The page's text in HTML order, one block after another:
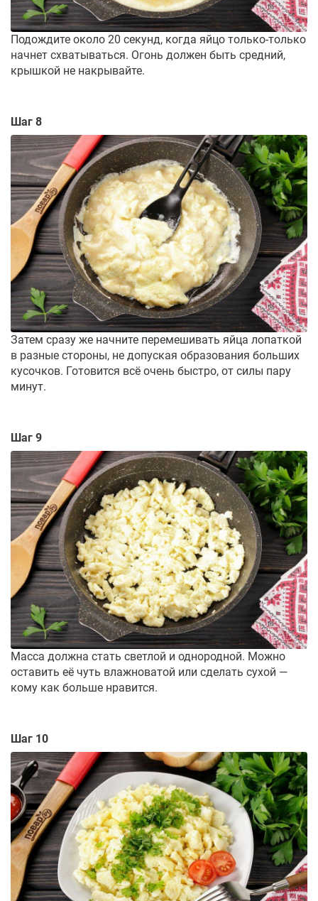
Подождите около 20 секунд, когда яйцо только-только
начнет схватываться. Огонь должен быть средний,
крышкой не накрывайте.
Шаг 8
Затем сразу же начните перемешивать яйца лопаткой
в разные стороны, не допуская образования больших
кусочков. Готовится всё очень быстро, от силы пару
минут.
Шаг 9
Масса должна стать светлой и однородной. Можно
оставить её чуть влажноватой или сделать сухой —
кому как больше нравится.
Шаг 10